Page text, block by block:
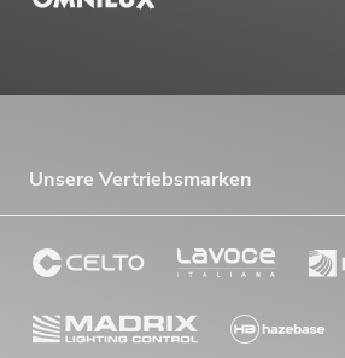
Unsere Vertriebsmarken